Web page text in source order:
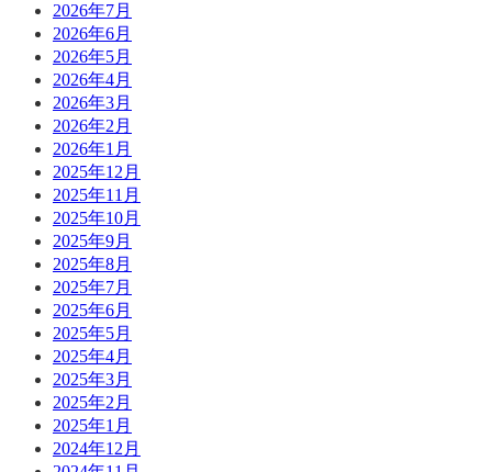
2026年7月
2026年6月
2026年5月
2026年4月
2026年3月
2026年2月
2026年1月
2025年12月
2025年11月
2025年10月
2025年9月
2025年8月
2025年7月
2025年6月
2025年5月
2025年4月
2025年3月
2025年2月
2025年1月
2024年12月